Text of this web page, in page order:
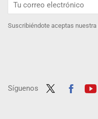
Suscribiéndote aceptas nuestra
Síguenos